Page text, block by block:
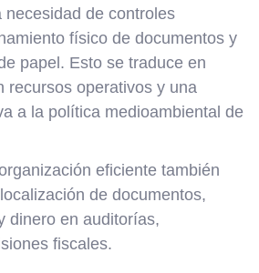
necesidad de controles
físico de documentos y
papel. Esto se traduce en
recursos operativos y una
a la política medioambiental de
eficiente también
de documentos,
dinero en auditorías,
fiscales.